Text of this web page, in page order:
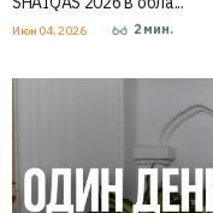
Июн 04, 2026 2 мин.